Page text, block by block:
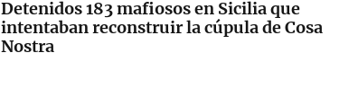
Detenidos 183 mafiosos en Sicilia que
intentaban reconstruir la cúpula de Cosa
Nostra